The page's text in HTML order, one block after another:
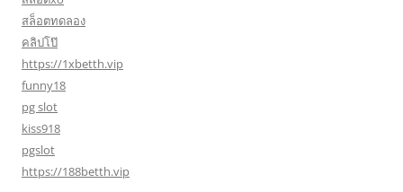
สล็อตทดลอง
คลิปโป๊
https://1xbetth.vip
funny18
pg slot
kiss918
pgslot
https://188betth.vip